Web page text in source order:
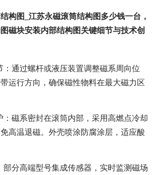
构图_江苏永磁滚筒结构图多少钱一台，
磁块安装内部结构图关键细节与技术创
：通过螺杆或液压装置调整磁系周向位
运行方向，确保磁性物料在最大磁力区
：磁系密封在滚筒内部，采用高燃点冷却
高温退磁。外壳喷涂防腐涂层，适应酸
部分高端型号集成传感器，实时监测磁场